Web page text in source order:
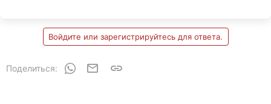
Войдите или зарегистрируйтесь для ответа.
Поделиться: WhatsAppЭлектронная почта